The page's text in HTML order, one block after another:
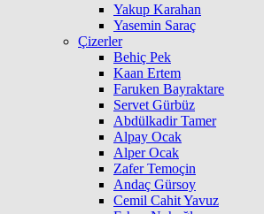
Yakup Karahan
Yasemin Saraç
Çizerler
Behiç Pek
Kaan Ertem
Faruken Bayraktare
Servet Gürbüz
Abdülkadir Tamer
Alpay Ocak
Alper Ocak
Zafer Temoçin
Andaç Gürsoy
Cemil Cahit Yavuz